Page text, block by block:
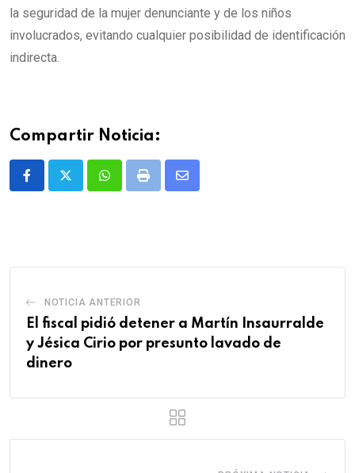
la seguridad de la mujer denunciante y de los niños
involucrados, evitando cualquier posibilidad de identificación
indirecta.
Compartir Noticia:
WhatsappPrint
Share
NOTICIA ANTERIOR
El fiscal pidió detener a Martín Insaurralde
y Jésica Cirio por presunto lavado de
dinero